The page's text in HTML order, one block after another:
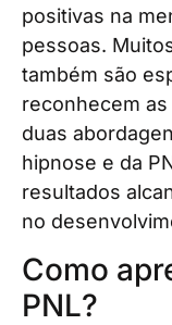
positivas na
pessoas.
também são
reconhecem
duas
hipnose e da
resultados
no
Como
PNL?